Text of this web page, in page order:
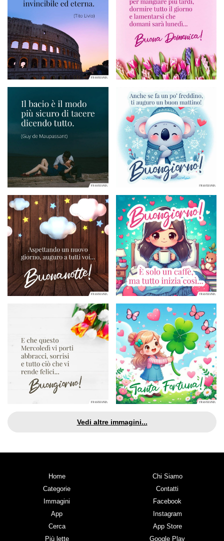
Vedi altre immagini...
Home
Categorie
Immagini
App
Cerca
Più lette
Chi Siamo
Contatti
Facebook
Instagram
App Store
Google Play